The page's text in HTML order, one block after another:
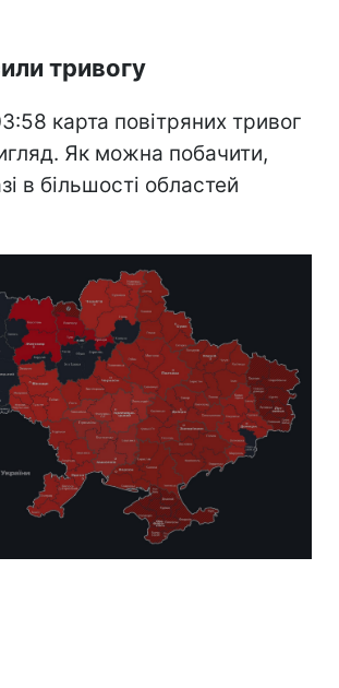
тривогу
карта повітряних тривог
Як можна побачити,
в більшості областей